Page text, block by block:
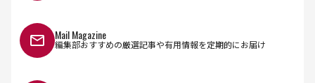
Mail Magazine
編集部おすすめの厳選記事や有用情報を定期的にお届け